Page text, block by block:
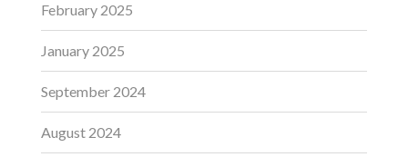
February 2025
January 2025
September 2024
August 2024